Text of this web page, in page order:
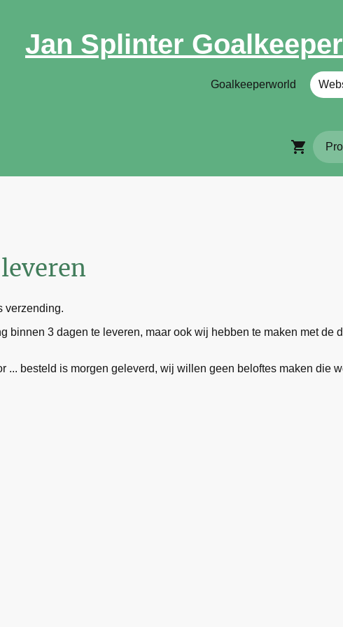
Jan Splinter
Goalkeeperworld
verzending.
binnen 3 dagen te leveren, maar ook wij hebben te maken met de
... besteld is morgen geleverd, wij willen geen beloftes maken die